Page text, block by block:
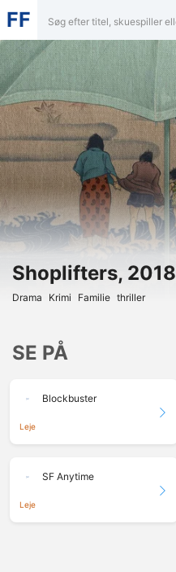
FF
Shoplifters, 2018
Drama Krimi Familie Thriller
SE PÅ
Blockbuster
Leje
SF Anytime
Leje